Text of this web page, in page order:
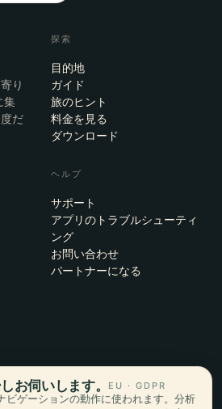
り
集
だ
探索
目的地
ガイド
旅のヒント
料金を見る
ダウンロード
ヘルプ
サポート
アプリのトラブルシューティ
ング
お問い合わせ
パートナーになる
お伺いします。 EU · GDPR
ビゲーションの動作に使われます。分析